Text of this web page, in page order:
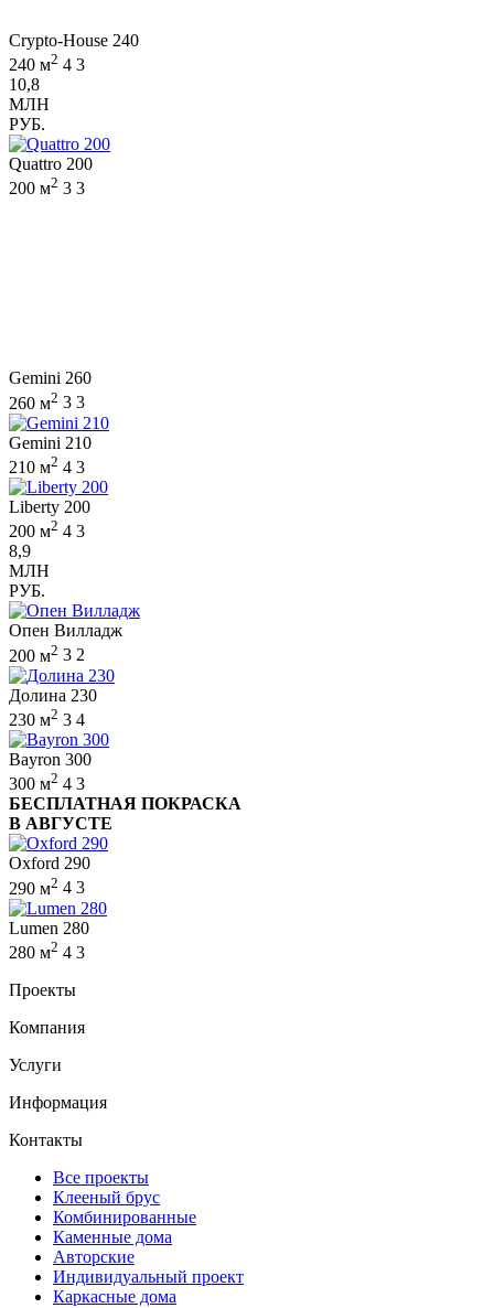
Crypto-House 240
240 м2 4 3
10,8
МЛН
РУБ.
Quattro 200
200 м2 3 3
Gemini 260
260 м2 3 3
Gemini 210
210 м2 4 3
Liberty 200
200 м2 4 3
8,9
МЛН
РУБ.
Опен Вилладж
200 м2 3 2
Долина 230
230 м2 3 4
Bayron 300
300 м2 4 3
БЕСПЛАТНАЯ ПОКРАСКА
В АВГУСТЕ
Oxford 290
290 м2 4 3
Lumen 280
280 м2 4 3
Проекты
Компания
Услуги
Информация
Контакты
Все проекты
Клееный брус
Комбинированные
Каменные дома
Авторские
Индивидуальный проект
Каркасные дома